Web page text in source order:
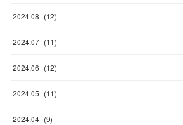
2024.08 (12)
2024.07 (11)
2024.06 (12)
2024.05 (11)
2024.04 (9)